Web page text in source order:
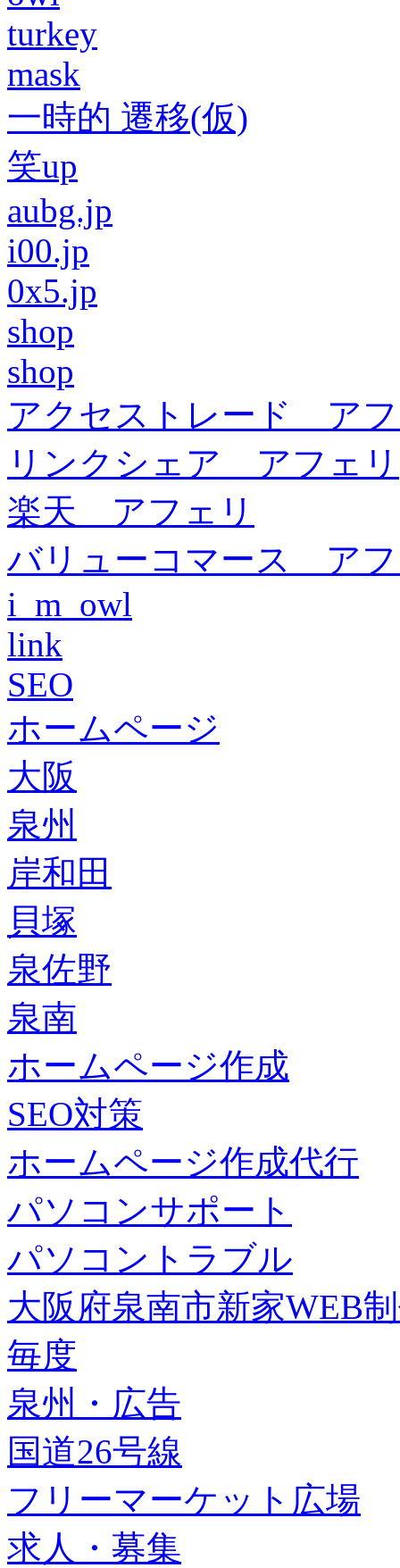
turkey
mask
一時的 遷移(仮)
笑up
aubg.jp
i00.jp
0x5.jp
shop
shop
アクセストレード ア
リンクシェア アフェリ
楽天 アフェリ
バリューコマース ア
i_m_owl
link
SEO
ホームページ
大阪
泉州
岸和田
貝塚
泉佐野
泉南
ホームページ作成
SEO対策
ホームページ作成代行
パソコンサポート
パソコントラブル
大阪府泉南市新家WEB
毎度
泉州・広告
国道26号線
フリーマーケット広場
求人・募集